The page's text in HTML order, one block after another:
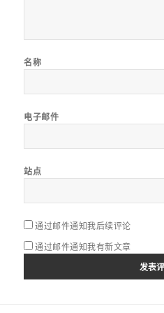
名称
电子邮件
站点
通过邮件通知我后续评论
通过邮件通知我有新文章